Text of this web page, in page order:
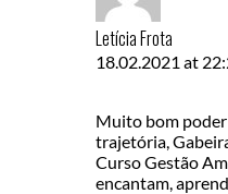
Letícia Frota
18.02.2021 at
Muito bom poder
trajetória,
Curso Gestão
encantam,